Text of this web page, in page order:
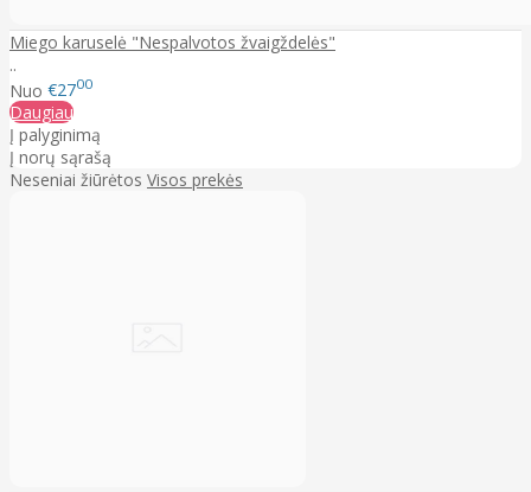
Miego karuselė "Nespalvotos žvaigždelės"
..
Nuo €2700
Daugiau
Į palyginimą
Į norų sąrašą
Neseniai žiūrėtos Visos prekės